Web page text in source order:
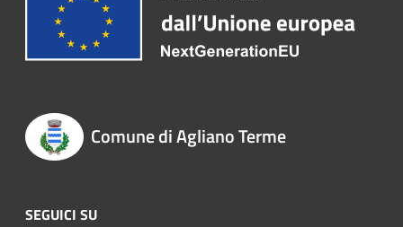
Comune di Agliano Terme
SEGUICI SU